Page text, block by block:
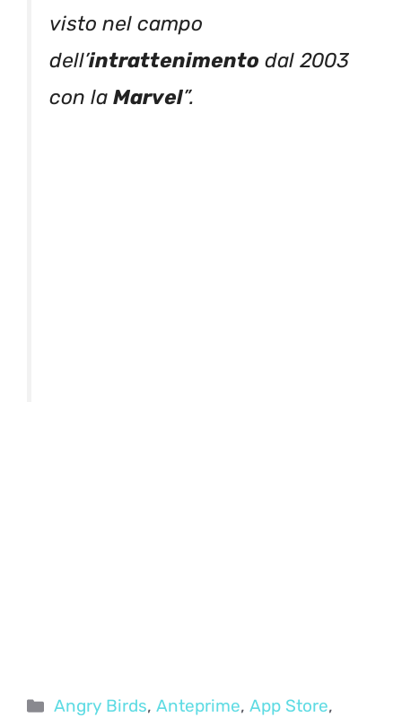
visto nel campo
dell’intrattenimento dal 2003
con la Marvel”.
Categorie
Angry Birds,Anteprime,App Store,